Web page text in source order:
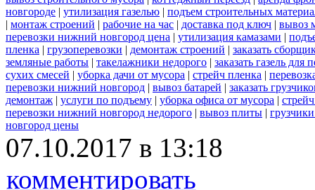
новгороде | утилизация газелью | подъем строительных
| монтаж строений | рабочие на час | доставка под ключ | вывоз
перевозки нижний новгород цена | утилизация камазами |
пленка | грузоперевозки | демонтаж строений | заказать
земляные работы | такелажники недорого | заказать газель
сухих смесей | уборка дачи от мусора | стрейч пленка |
перевозки нижний новгород | вывоз батарей | заказать
демонтаж | услуги по подъему | уборка офиса от мусора |
перевозки нижний новгород недорого | вывоз плиты |
новгород цены
07.10.2017 в 13:18
комментировать